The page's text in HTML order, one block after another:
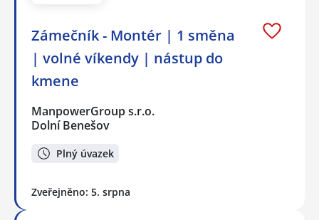
Zámečník - Montér | 1 směna
| volné víkendy | nástup do
kmene
ManpowerGroup s.r.o.
Dolní Benešov
Plný úvazek
Zveřejněno: 5. srpna